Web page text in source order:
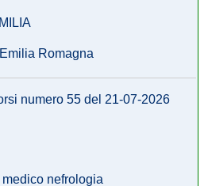
Romagna
numero 55 del 21-07-2026
nefrologia